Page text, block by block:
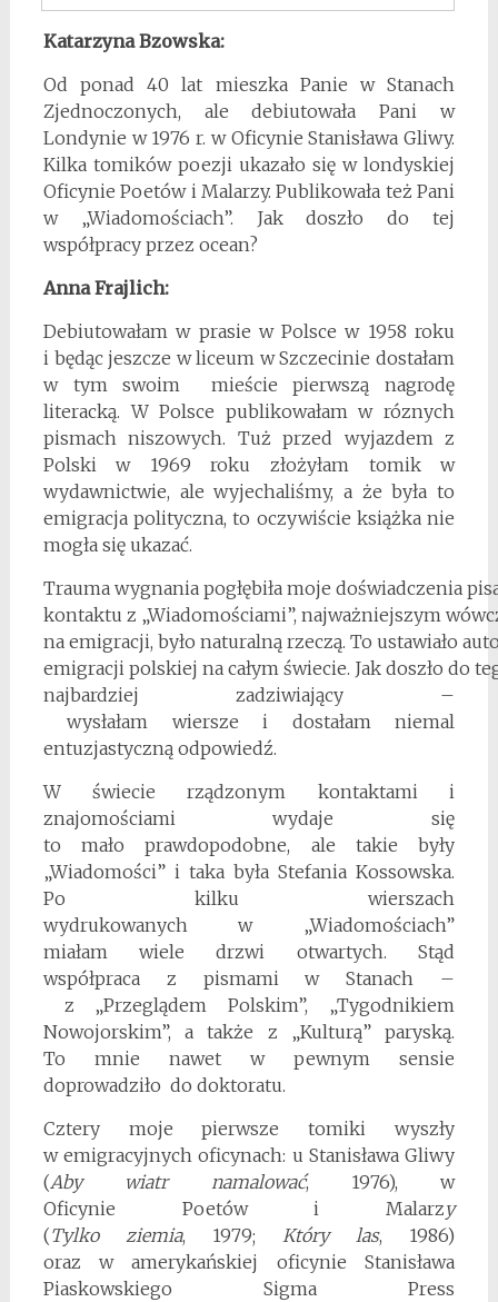
Katarzyna Bzowska:
Od ponad 40 lat mieszka Panie w Stanach
Zjednoczonych, ale debiutowała Pani w
Londynie w 1976 r. w Oficynie Stanisława Gliwy.
Kilka tomików poezji ukazało się w londyskiej
Oficynie Poetów i Malarzy. Publikowała też Pani
w „Wiadomościach”. Jak doszło do tej
współpracy przez ocean?
Anna Frajlich:
Debiutowałam w prasie w Polsce w 1958 roku
i będąc jeszcze w liceum w Szczecinie dostałam
w tym swoim mieście pierwszą nagrodę
literacką. W Polsce publikowałam w róznych
pismach niszowych. Tuż przed wyjazdem z
Polski w 1969 roku złożyłam tomik w
wydawnictwie, ale wyjechaliśmy, a że była to
emigracja polityczna, to oczywiście książka nie
mogła się ukazać.
Trauma wygnania pogłębiła moje doświadczenia
kontaktu z „Wiadomościami”, najważniejszym
na emigracji, było naturalną rzeczą. To ustawiało
emigracji polskiej na całym świecie. Jak doszło do
najbardziej zadziwiający –
wysłałam wiersze i dostałam niemal
entuzjastyczną odpowiedź.
W świecie rządzonym kontaktami i
znajomościami wydaje się
to mało prawdopodobne, ale takie były
„Wiadomości” i taka była Stefania Kossowska.
Po kilku wierszach
wydrukowanych w „Wiadomościach”
miałam wiele drzwi otwartych. Stąd
współpraca z pismami w Stanach –
z „Przeglądem Polskim”, „Tygodnikiem
Nowojorskim”, a także z „Kulturą” paryską.
To mnie nawet w pewnym sensie
doprowadziło do doktoratu.
Cztery moje pierwsze tomiki wyszły
w emigracyjnych oficynach: u Stanisława Gliwy
(Aby wiatr namalować, 1976), w
Oficynie Poetów i Malarzy
(Tylko ziemia, 1979; Który las, 1986)
oraz w amerykańskiej oficynie Stanisława
Piaskowskiego Sigma Press